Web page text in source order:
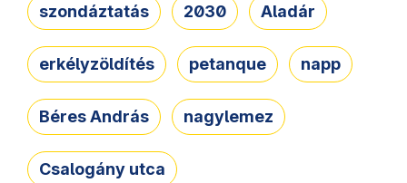
szondáztatás 2030 Aladár
erkélyzöldítés petanque napp
Béres András nagylemez
Csalogány utca